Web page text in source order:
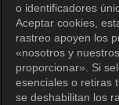
o identificadores
Aceptar cookies,
rastreo apoyen los
«nosotros y
proporcionar». Si
esenciales o retiras
se deshabilitan los